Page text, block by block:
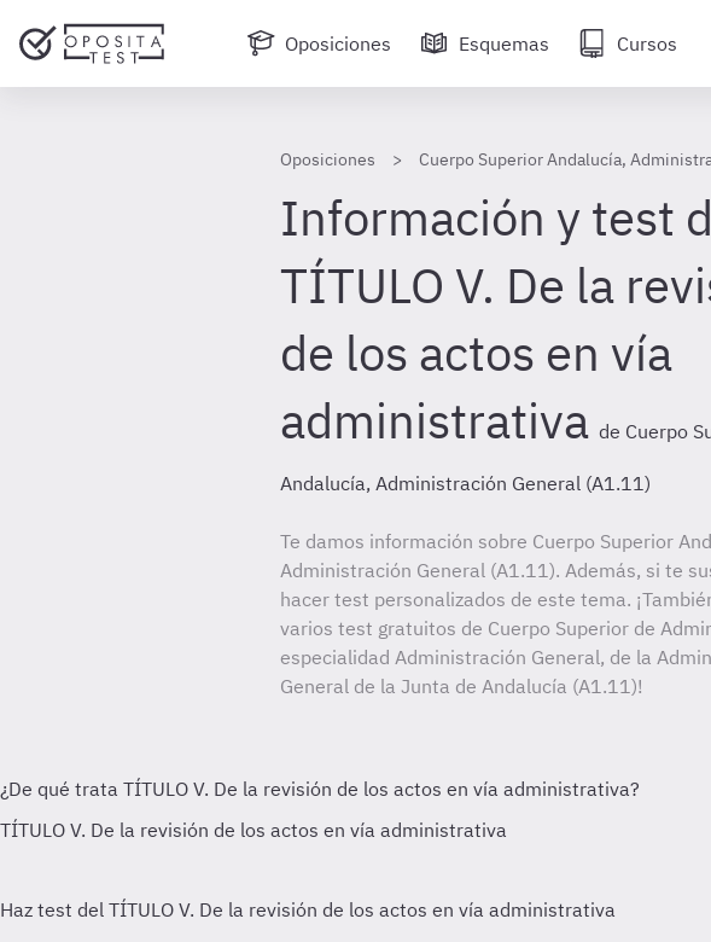
Oposiciones Esquemas Cursos
Oposiciones Cuerpo Superior Andalucía,
Información y test
TÍTULO V. De la
de los actos en vía
administrativa de Cuerpo
Andalucía, Administración General (A1.11)
Te damos información sobre Cuerpo Superior
Administración General (A1.11). Además, si te
hacer test personalizados de este tema.
varios test gratuitos de Cuerpo Superior de
especialidad Administración General, de la
General de la Junta de Andalucía (A1.11)!